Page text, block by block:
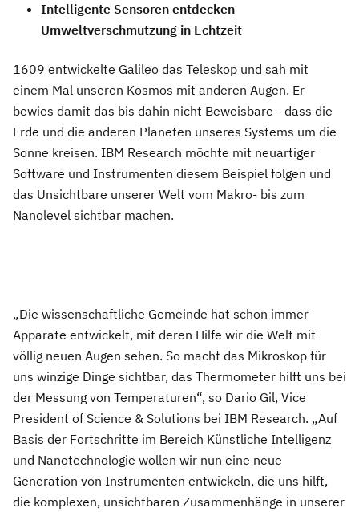
Intelligente Sensoren entdecken
Umweltverschmutzung in Echtzeit
1609 entwickelte Galileo das Teleskop und sah mit
einem Mal unseren Kosmos mit anderen Augen. Er
bewies damit das bis dahin nicht Beweisbare - dass die
Erde und die anderen Planeten unseres Systems um die
Sonne kreisen. IBM Research möchte mit neuartiger
Software und Instrumenten diesem Beispiel folgen und
das Unsichtbare unserer Welt vom Makro- bis zum
Nanolevel sichtbar machen.
„Die wissenschaftliche Gemeinde hat schon immer
Apparate entwickelt, mit deren Hilfe wir die Welt mit
völlig neuen Augen sehen. So macht das Mikroskop für
uns winzige Dinge sichtbar, das Thermometer hilft uns bei
der Messung von Temperaturen“, so Dario Gil, Vice
President of Science & Solutions bei IBM Research. „Auf
Basis der Fortschritte im Bereich Künstliche Intelligenz
und Nanotechnologie wollen wir nun eine neue
Generation von Instrumenten entwickeln, die uns hilft,
die komplexen, unsichtbaren Zusammenhänge in unserer